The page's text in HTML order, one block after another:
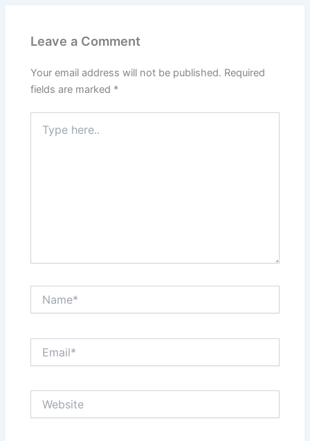
Leave a Comment
Your email address will not be published. Required
fields are marked *
here..